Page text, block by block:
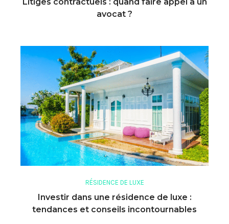
avocat ?
RÉSIDENCE DE LUXE
Investir dans une résidence de luxe :
tendances et conseils incontournables